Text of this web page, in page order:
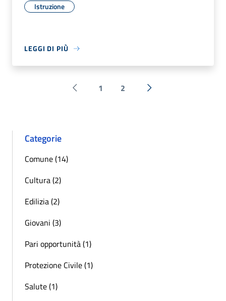
Istruzione
LEGGI DI PIÙ
Pagina precedente
1 2 Successiva »
Categorie
Comune (14)
Cultura (2)
Edilizia (2)
Giovani (3)
Pari opportunità (1)
Protezione Civile (1)
Salute (1)